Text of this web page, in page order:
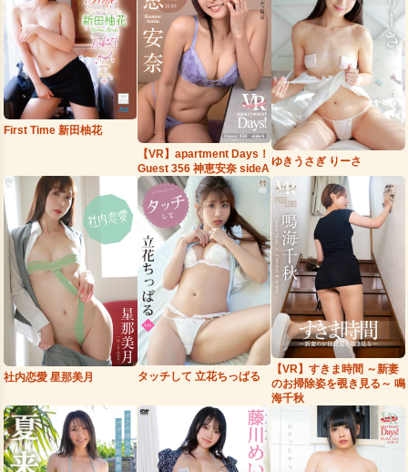
First Time 新田柚花
【VR】apartment Days！
Guest 356 神恵安奈 sideA
ゆきうさぎ りーさ
社内恋愛 星那美月 タッチして 立花ちっぱる
【VR】すきま時間 ～新妻
のお掃除姿を覗き見る～ 鳴
海千秋